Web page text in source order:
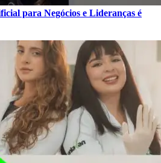
para Negócios e Lideranças é